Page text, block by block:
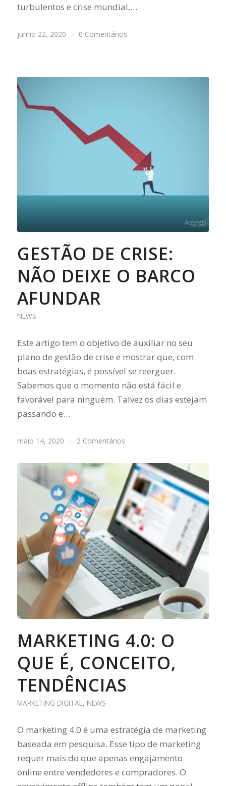
turbulentos e crise mundial,…
junho 22, 2020 / 0 Comentários
GESTÃO DE CRISE:
NÃO DEIXE O BARCO
AFUNDAR
NEWS
Este artigo tem o objetivo de auxiliar no seu
plano de gestão de crise e mostrar que, com
boas estratégias, é possível se reerguer.
Sabemos que o momento não está fácil e
favorável para ninguém. Talvez os dias estejam
passando e…
maio 14, 2020 / 2 Comentários
MARKETING 4.0: O
QUE É, CONCEITO,
TENDÊNCIAS
MARKETING DIGITAL, NEWS
O marketing 4.0 é uma estratégia de marketing
baseada em pesquisa. Esse tipo de marketing
requer mais do que apenas engajamento
online entre vendedores e compradores. O